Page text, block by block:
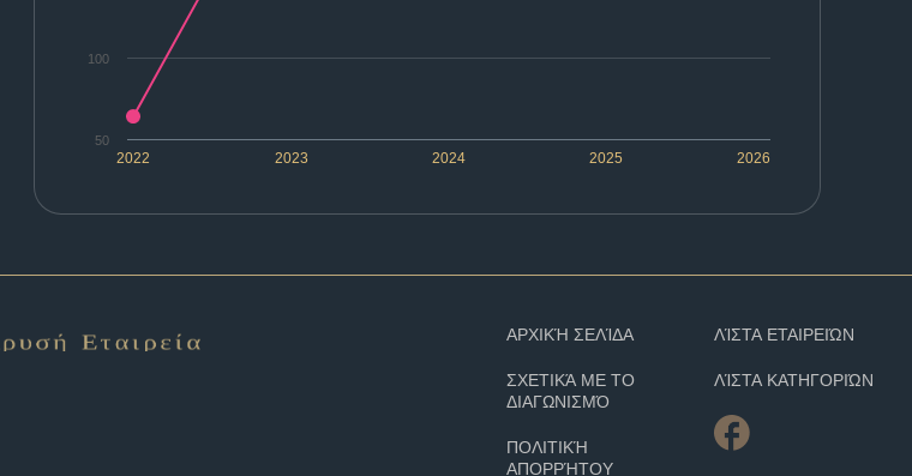
2022 2023 2024 2025 2026
50
100
ΑΡΧΙΚΉ ΣΕΛΊΔΑ
ΣΧΕΤΙΚΆ ΜΕ ΤΟ
ΔΙΑΓΩΝΙΣΜΌ
ΠΟΛΙΤΙΚΉ
ΑΠΟΡΡΉΤΟΥ
ΛΊΣΤΑ ΕΤΑΙΡΕΙΏΝ
ΛΊΣΤΑ ΚΑΤΗΓΟΡΙΏΝ